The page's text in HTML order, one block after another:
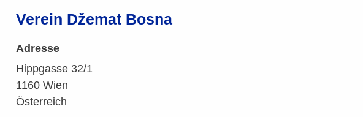
Verein Džemat Bosna
Adresse
Hippgasse 32/1
1160 Wien
Österreich